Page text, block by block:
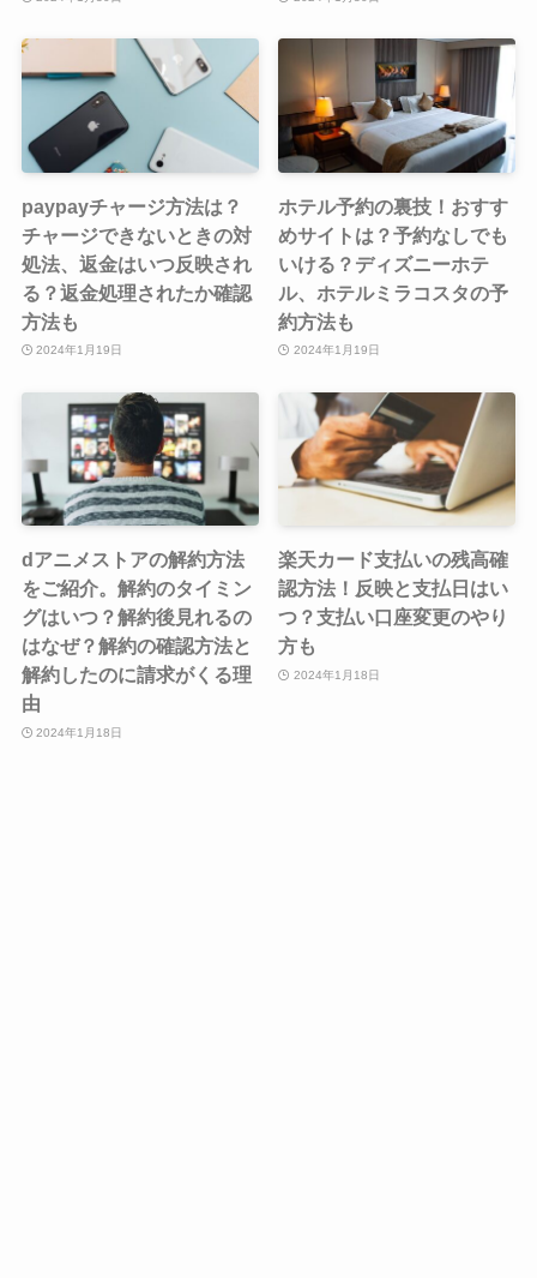
paypayチャージ方法は？
チャージできないときの対
処法、返金はいつ反映され
る？返金処理されたか確認
方法も
2024年1月19日
ホテル予約の裏技！おすす
めサイトは？予約なしでも
いける？ディズニーホテ
ル、ホテルミラコスタの予
約方法も
2024年1月19日
dアニメストアの解約方法
をご紹介。解約のタイミン
グはいつ？解約後見れるの
はなぜ？解約の確認方法と
解約したのに請求がくる理
由
2024年1月18日
楽天カード支払いの残高確
認方法！反映と支払日はい
つ？支払い口座変更のやり
方も
2024年1月18日